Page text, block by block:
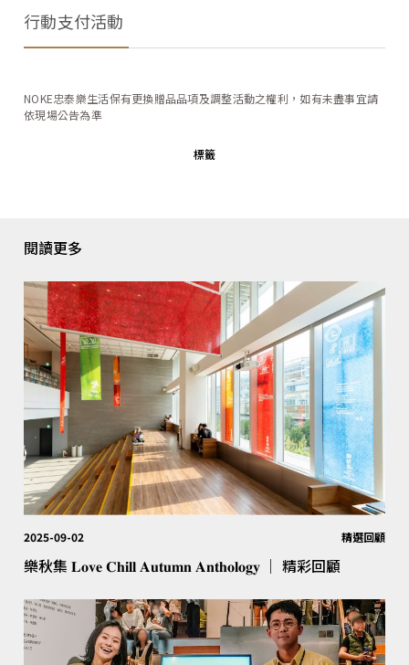
行動支付活動
NOKE忠泰樂生活保有更換贈品品項及調整活動之權利，如有未盡事宜請
依現場公告為準
標籤
閱讀更多
2025-09-02 精選回顧
樂秋集 𝐋𝐨𝐯𝐞 𝐂𝐡𝐢𝐥𝐥 𝐀𝐮𝐭𝐮𝐦𝐧 𝐀𝐧𝐭𝐡𝐨𝐥𝐨𝐠𝐲 │ 精彩回顧